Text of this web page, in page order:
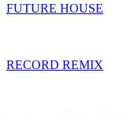
FUTURE HOUSE
RECORD REMIX